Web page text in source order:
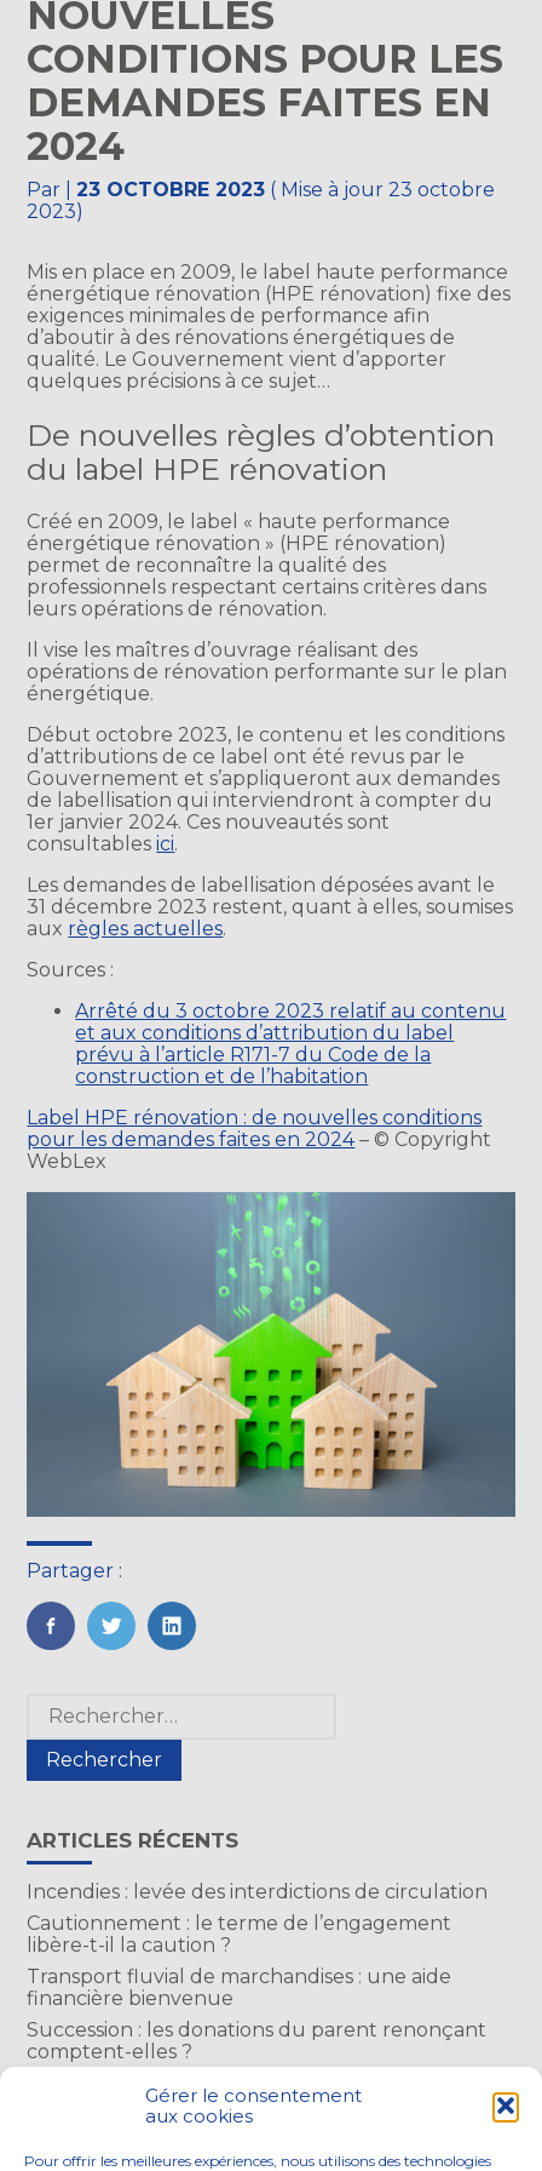
Gérer le consentement
aux cookies
Pour offrir les meilleures expériences, nous utilisons des technologies
NOUVELLES
CONDITIONS POUR LES
DEMANDES FAITES EN
2024
Par |23 OCTOBRE 2023 ( Mise à jour 23 octobre
2023)
Mis en place en 2009, le label haute performance
énergétique rénovation (HPE rénovation) fixe des
exigences minimales de performance afin
d’aboutir à des rénovations énergétiques de
qualité. Le Gouvernement vient d’apporter
quelques précisions à ce sujet…
De nouvelles règles d’obtention
du label HPE rénovation
Créé en 2009, le label « haute performance
énergétique rénovation » (HPE rénovation)
permet de reconnaître la qualité des
professionnels respectant certains critères dans
leurs opérations de rénovation.
Il vise les maîtres d’ouvrage réalisant des
opérations de rénovation performante sur le plan
énergétique.
Début octobre 2023, le contenu et les conditions
d’attributions de ce label ont été revus par le
Gouvernement et s’appliqueront aux demandes
de labellisation qui interviendront à compter du
1er janvier 2024. Ces nouveautés sont
consultablesici.
Les demandes de labellisation déposées avant le
31 décembre 2023 restent, quant à elles, soumises
aux règles actuelles.
Sources :
Arrêté du 3 octobre 2023 relatif au contenu
et aux conditions d’attribution du label
prévu à l’article R171-7 du Code de la
construction et de l’habitation
Label HPE rénovation : de nouvelles conditions
pour les demandes faites en 2024– © Copyright
WebLex
Partager :
FaceBook
TwitterLinkedIn
Blog
sidebar
Rechercher :
ARTICLES RÉCENTS
Incendies : levée des interdictions de circulation
Cautionnement : le terme de l’engagement
libère-t-il la caution ?
Transport fluvial de marchandises : une aide
financière bienvenue
Succession : les donations du parent renonçant
comptent-elles ?
Encadrement des loyers : une année de plus
COMMENTAIRES RÉCENTS